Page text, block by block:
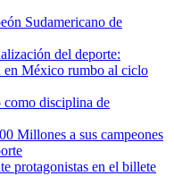
Sudamericano de
del deporte:
en México rumbo al ciclo
disciplina de
Millones a sus campeones
protagonistas en el billete